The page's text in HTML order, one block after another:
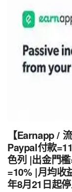
【Earnapp /
Paypal付款
色列 |出金門
=10% |月均收
年8月21日起